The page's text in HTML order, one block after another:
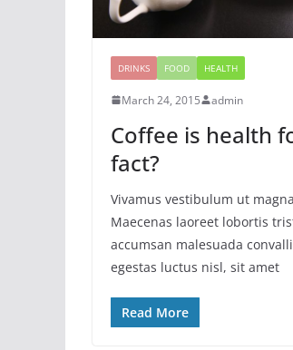
DRINKS FOOD HEALTH
March 24, 2015 admin
Coffee is health
fact?
Vivamus vestibulum ut
Maecenas laoreet lobortis
accumsan malesuada
egestas luctus nisl, sit amet
Read More